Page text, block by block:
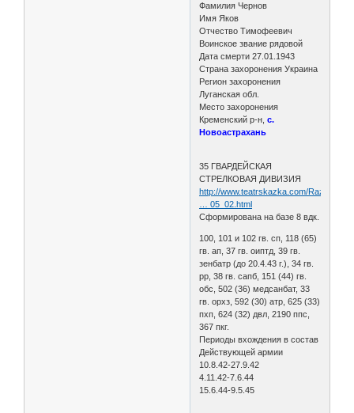
Фамилия Чернов
Имя Яков
Отчество Тимофеевич
Воинское звание рядовой
Дата смерти 27.01.1943
Страна захоронения Украина
Регион захоронения
Луганская обл.
Место захоронения
Кременский р-н,с.
Новоастрахань
35 ГВАРДЕЙСКАЯ
СТРЕЛКОВАЯ ДИВИЗИЯ
http://www.teatrskazka.com/Raznoe/
… 05_02.html
Сформирована на базе 8 вдк.
100, 101 и 102 гв. сп, 118 (65)
гв. ап, 37 гв. оиптд, 39 гв.
зенбатр (до 20.4.43 г.), 34 гв.
рр, 38 гв. сапб, 151 (44) гв.
обс, 502 (36) медсанбат, 33
гв. орхз, 592 (30) атр, 625 (33)
пхп, 624 (32) двл, 2190 ппс,
367 пкг.
Периоды вхождения в состав
Действующей армии
10.8.42-27.9.42
4.11.42-7.6.44
15.6.44-9.5.45